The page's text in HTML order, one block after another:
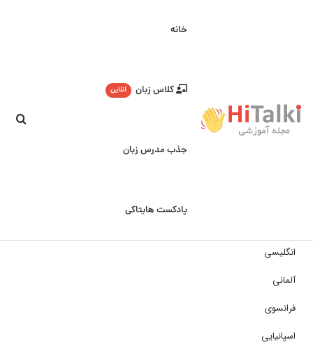
خانه
کلاس زبان آنلاین
جذب مدرس زبان
پادکست هایتاکی
انگلیسی
آلمانی
فرانسوی
اسپانیایی